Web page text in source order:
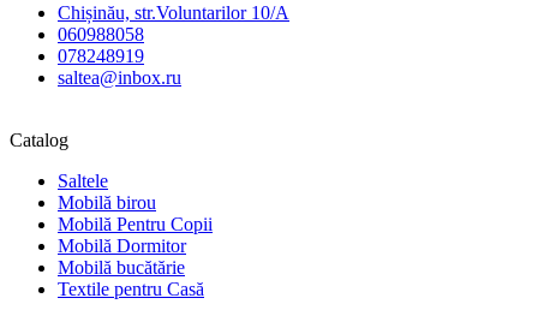
Chișinău, str.Voluntarilor 10/A
060988058
078248919
saltea@inbox.ru
Catalog
Saltele
Mobilă birou
Mobilă Pentru Copii
Mobilă Dormitor
Mobilă bucătărie
Textile pentru Casă